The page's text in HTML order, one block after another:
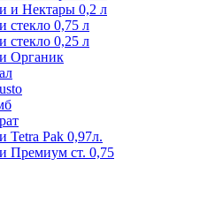
и Нектары 0,2 л
стекло 0,75 л
стекло 0,25 л
Органик
Tetra Pak 0,97л.
Премиум ст. 0,75